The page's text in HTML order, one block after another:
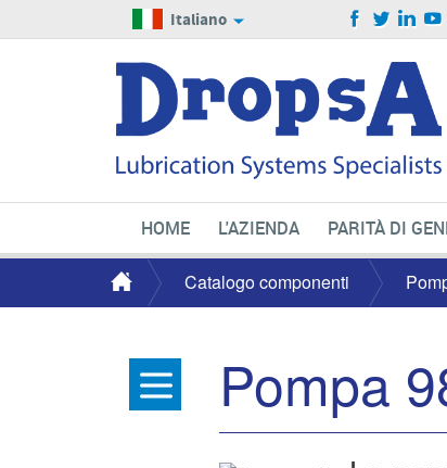
Italiano
HOME L'AZIENDA PARITÀ DI
Catalogo componenti
Pompa